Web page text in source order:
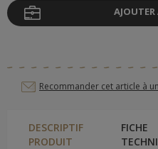
Recommander cet article à
DESCRIPTIF
PRODUIT
FICHE